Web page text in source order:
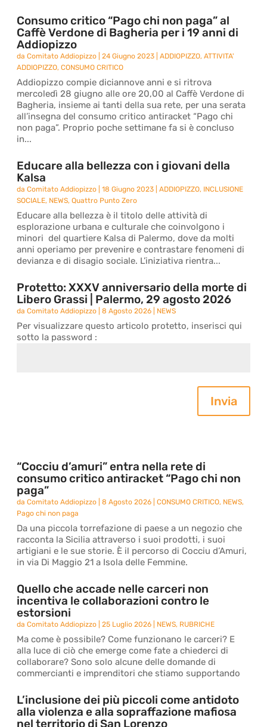
Consumo critico “Pago chi non paga” al
Caffè Verdone di Bagheria per i 19 anni di
Addiopizzo
daComitato Addiopizzo |24 Giugno 2023 |ADDIOPIZZO,ATTIVITA'
ADDIOPIZZO,CONSUMO CRITICO
Addiopizzo compie diciannove anni e si ritrova
mercoledì 28 giugno alle ore 20,00 al Caffè Verdone di
Bagheria, insieme ai tanti della sua rete, per una serata
all’insegna del consumo critico antiracket “Pago chi
non paga”. Proprio poche settimane fa si è concluso
in...
Educare alla bellezza con i giovani della
Kalsa
daComitato Addiopizzo |18 Giugno 2023 |ADDIOPIZZO, INCLUSIONE
SOCIALE, NEWS,Quattro Punto Zero
Educare alla bellezza è il titolo delle attività di
esplorazione urbana e culturale che coinvolgono i
minori del quartiere Kalsa di Palermo, dove da molti
anni operiamo per prevenire e contrastare fenomeni di
devianza e di disagio sociale. L’iniziativa rientra...
Protetto: XXXV anniversario della morte di
Libero Grassi | Palermo, 29 agosto 2026
daComitato Addiopizzo |8 Agosto 2026 NEWS
Per visualizzare questo articolo protetto, inserisci qui
sotto la password :
Invia
“Cocciu d’amuri” entra nella rete di
consumo critico antiracket “Pago chi non
paga”
daComitato Addiopizzo |8 Agosto 2026 |CONSUMO CRITICO, NEWS,
Pago chi non paga
Da una piccola torrefazione di paese a un negozio che
racconta la Sicilia attraverso i suoi prodotti, i suoi
artigiani e le sue storie. È il percorso di Cocciu d’Amuri,
in via Di Maggio 21 a Isola delle Femmine.
Quello che accade nelle carceri non
incentiva le collaborazioni contro le
estorsioni
daComitato Addiopizzo |25 Luglio 2026 NEWS, RUBRICHE
Ma come è possibile? Come funzionano le carceri? E
alla luce di ciò che emerge come fate a chiederci di
collaborare? Sono solo alcune delle domande di
commercianti e imprenditori che stiamo supportando
L’inclusione dei più piccoli come antidoto
alla violenza e alla sopraffazione mafiosa
nel territorio di San Lorenzo